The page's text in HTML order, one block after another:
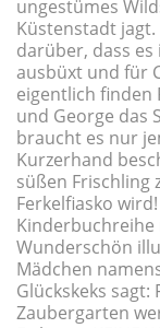
ungestümes
Küstenstadt
darüber, dass
ausbüxt und für
eigentlich finden
und George das
braucht es nur
Kurzerhand
süßen Frischling
Ferkelfiasko
Kinderbuchreihe
Wunderschön
Mädchen
Glückskeks sagt:
Zaubergarten